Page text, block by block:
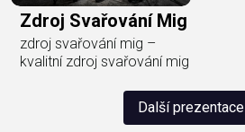
Zdroj Svařování Mig
zdroj svařování mig –
kvalitní zdroj svařování mig
Další prezentace